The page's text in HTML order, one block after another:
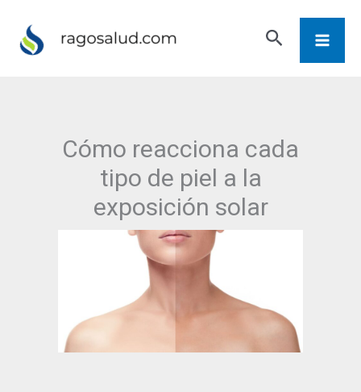
Buscar
Cómo reacciona cada
tipo de piel a la
exposición solar